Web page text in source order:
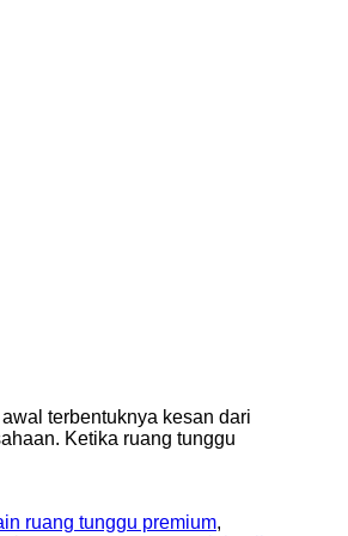
terbentuknya kesan dari
Ketika ruang tunggu
ruang tunggu premium,